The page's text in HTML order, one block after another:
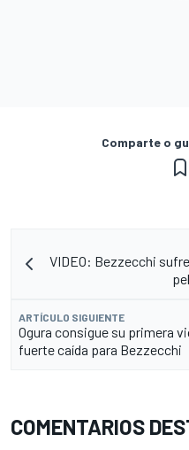
Comparte o
VIDEO: Bezzecchi
ARTÍCULO SIGUIENTE
Ogura consigue su primera
fuerte caída para Bezzecchi
COMENTARIOS